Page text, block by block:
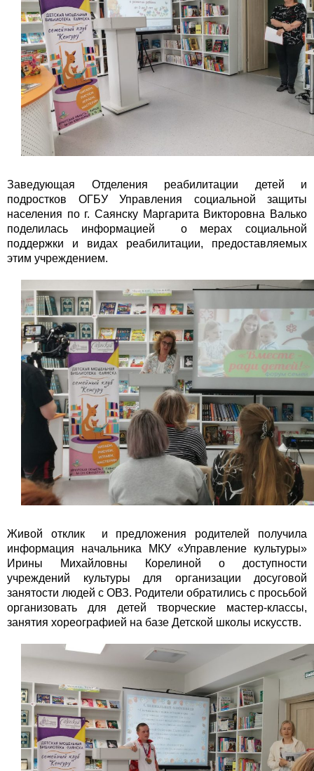
Заведующая Отделения реабилитации детей и
подростков ОГБУ Управления социальной защиты
населения по г. Саянску Маргарита Викторовна Валько
поделилась информацией о мерах социальной
поддержки и видах реабилитации, предоставляемых
этим учреждением.
Живой отклик и предложения родителей получила
информация начальника МКУ «Управление культуры»
Ирины Михайловны Корелиной о доступности
учреждений культуры для организации досуговой
занятости людей с ОВЗ. Родители обратились с просьбой
организовать для детей творческие мастер-классы,
занятия хореографией на базе Детской школы искусств.